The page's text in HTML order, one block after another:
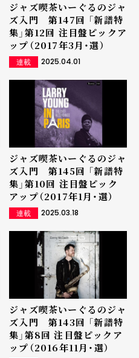
ジャズ喫茶いーぐるのジャ
ズ入門 第147回 「新譜特
集」第12回 注目盤ピックア
ップ（2017年3月・選）
連載 2025.04.01
ジャズ喫茶いーぐるのジャ
ズ入門 第145回 「新譜特
集」第10回 注目盤ピック
アップ（2017年1月・選）
連載 2025.03.18
ジャズ喫茶いーぐるのジャ
ズ入門 第143回 「新譜特
集」第8回 注目盤ピックア
ップ（2016年11月・選）